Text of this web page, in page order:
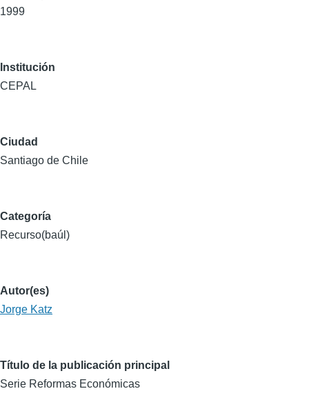
1999
Institución
CEPAL
Ciudad
Santiago de Chile
Categoría
Recurso(baúl)
Autor(es)
Jorge Katz
Título de la publicación principal
Serie Reformas Económicas